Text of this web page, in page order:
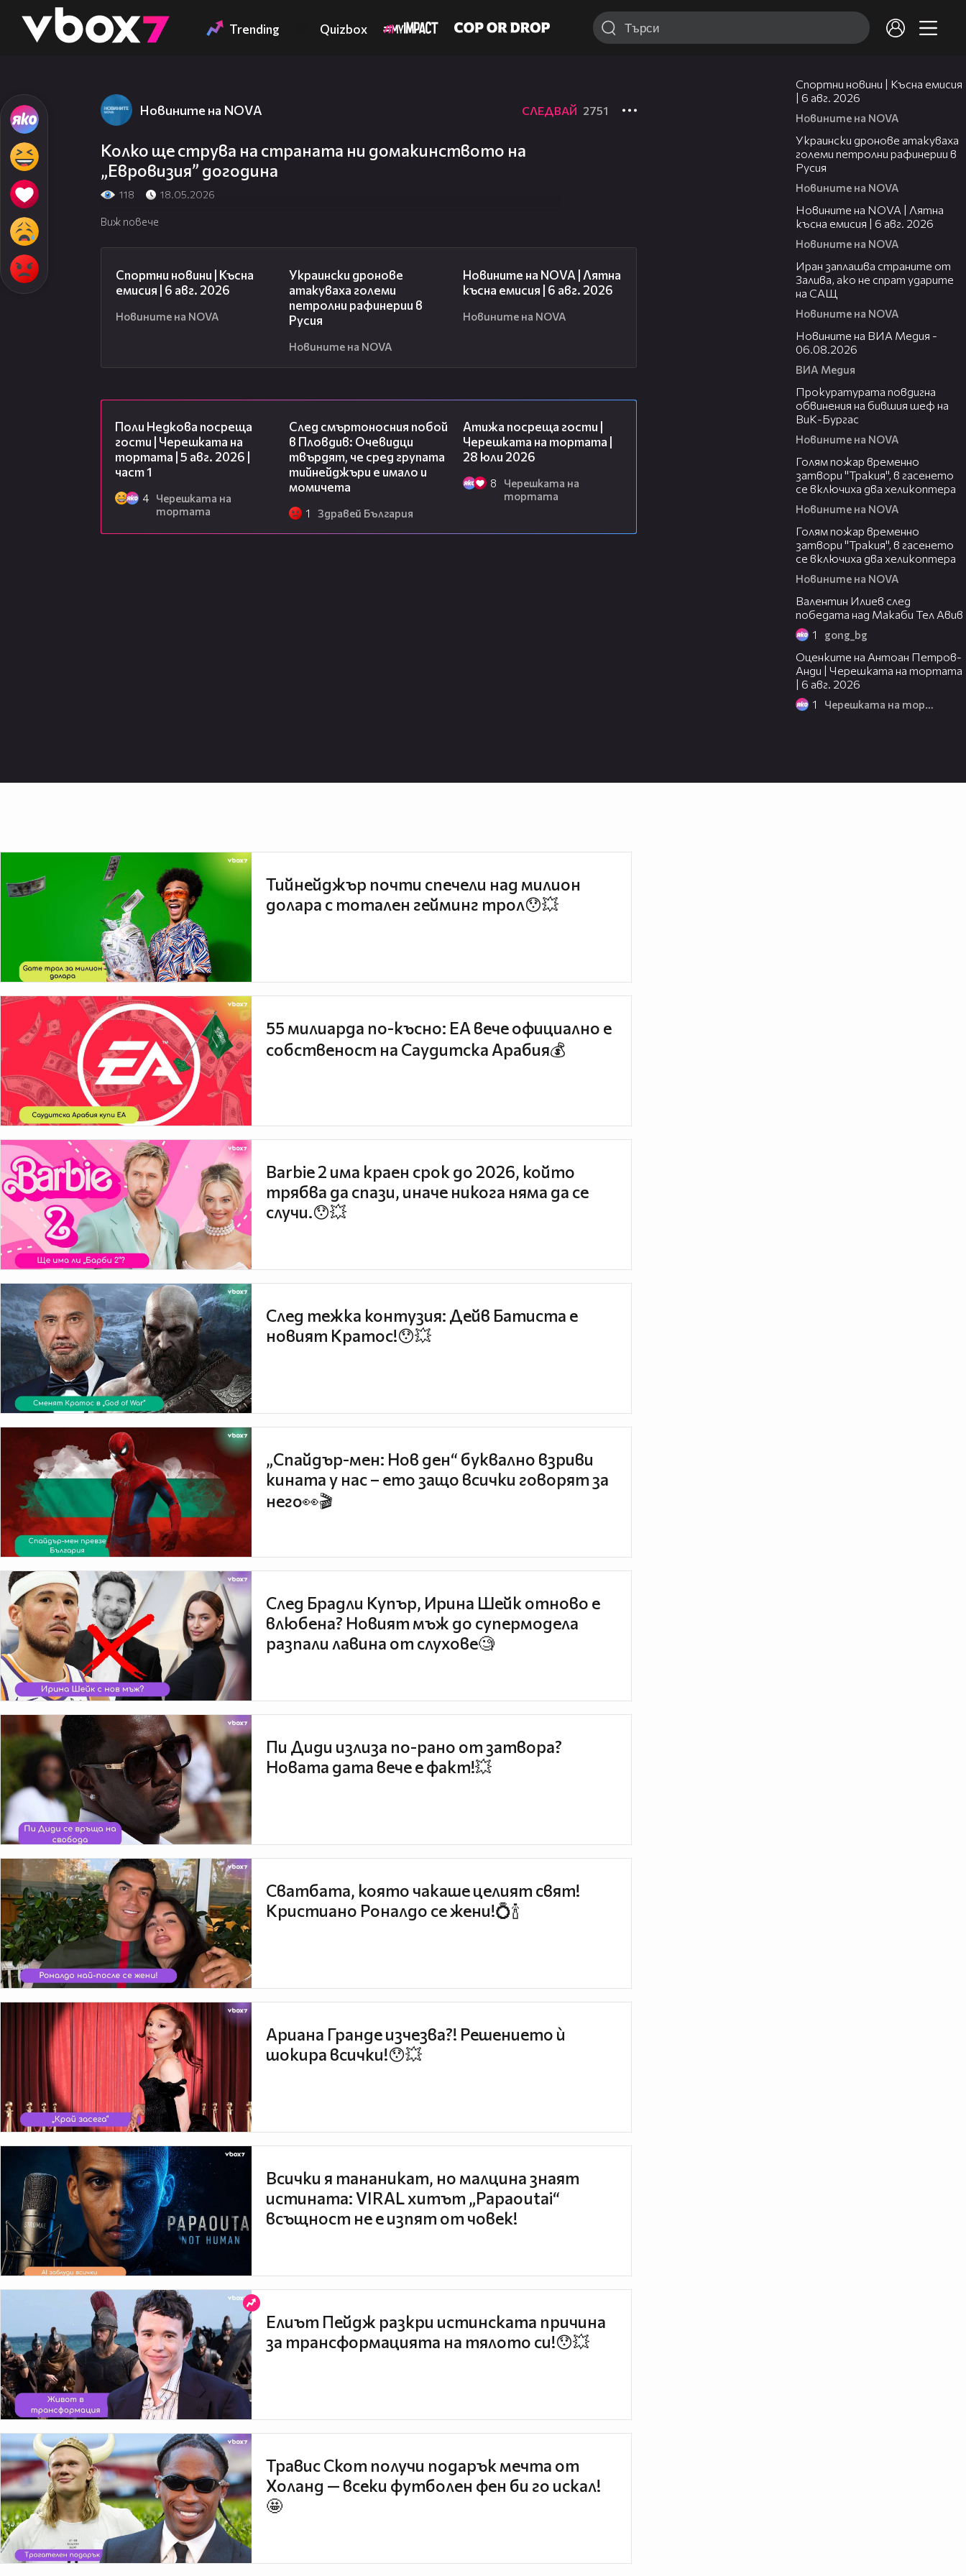
👾 Trending Quizbox
Новините на NOVA СЛЕДВАЙ 2751
Колко ще струва на страната ни домакинството на
„Евровизия” догодина
118 18.05.2026
Виж повече
Спортни новини | Късна
емисия | 6 авг. 2026
Новините на NOVA
Украински дронове
атакуваха големи
петролни рафинерии в
Русия
Новините на NOVA
Новините на NOVA | Лятна
късна емисия | 6 авг. 2026
Новините на NOVA
Поли Недкова посреща
гости | Черешката на
тортата | 5 авг. 2026 |
част 1
4
Черешката на
тортата
След смъртоносния побой
в Пловдив: Очевидци
твърдят, че сред групата
тийнейджъри е имало и
момичета
1 Здравей България
Атижа посреща гости |
Черешката на тортата |
28 юли 2026
8
Черешката на
тортата
Спортни новини | Късна емисия
| 6 авг. 2026
Новините на NOVA
Украински дронове атакуваха
големи петролни рафинерии в
Русия
Новините на NOVA
Новините на NOVA | Лятна
късна емисия | 6 авг. 2026
Новините на NOVA
Иран заплашва страните от
Залива, ако не спрат ударите
на САЩ
Новините на NOVA
Новините на ВИА Медия -
06.08.2026
ВИА Медия
Прокуратурата повдигна
обвинения на бившия шеф на
ВиК-Бургас
Новините на NOVA
Голям пожар временно
затвори "Тракия", в гасенето
се включиха два хеликоптера
Новините на NOVA
Голям пожар временно
затвори "Тракия", в гасенето
се включиха два хеликоптера
Новините на NOVA
Валентин Илиев след
победата над Макаби Тел Авив
1 gong_bg
Оценките на Антоан Петров-
Анди | Черешката на тортата
| 6 авг. 2026
1 Черешката на тортата
Тийнейджър почти спечели над милион
долара с тотален гейминг трол😯💥
55 милиарда по-късно: EA вече официално е
собственост на Саудитска Арабия💰
Barbie 2 има краен срок до 2026, който
трябва да спази, иначе никога няма да се
случи.😯💥
След тежка контузия: Дейв Батиста е
новият Кратос!😯💥
„Спайдър-мен: Нов ден“ буквално взриви
кината у нас – ето защо всички говорят за
него👀🎬
След Брадли Купър, Ирина Шейк отново е
влюбена? Новият мъж до супермодела
разпали лавина от слухове🧐
Пи Диди излиза по-рано от затвора?
Новата дата вече е факт!💥
Сватбата, която чакаше целият свят!
Кристиано Роналдо се жени!💍🍾
Ариана Гранде изчезва?! Решението ѝ
шокира всички!😯💥
Всички я тананикат, но малцина знаят
истината: VIRAL хитът „Papaoutai“
всъщност не е изпят от човек!
Елиът Пейдж разкри истинската причина
за трансформацията на тялото си!😯💥
Травис Скот получи подарък мечта от
Холанд — всеки футболен фен би го искал!
🤩